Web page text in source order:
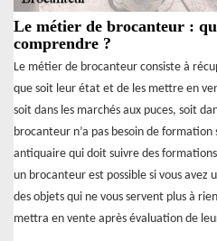
Le métier de brocanteur :
comprendre ?
Le métier de brocanteur consiste à
que soit leur état et de les mettre en
soit dans les marchés aux puces, soit
brocanteur n’a pas besoin de
antiquaire qui doit suivre des
un brocanteur est possible si vous avez
des objets qui ne vous servent plus à
mettra en vente après évaluation de